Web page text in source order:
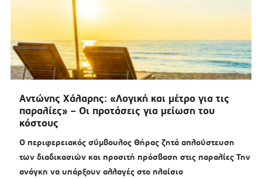
Αντώνης Χάλαρης: «Λογική και μέτρο για τις
παραλίες» – Οι προτάσεις για μείωση του
κόστους
Ο περιφερειακός σύμβουλος Θήρας ζητά απλούστευση
των διαδικασιών και προσιτή πρόσβαση στις παραλίες Την
ανάγκη να υπάρξουν αλλαγές στο πλαίσιο